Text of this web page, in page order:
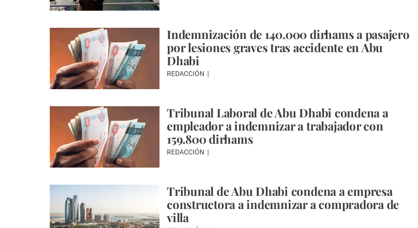
Indemnización de 140.000 dirhams a pasajero
por lesiones graves tras accidente en Abu
Dhabi
REDACCIÓN
Tribunal Laboral de Abu Dhabi condena a
empleador a indemnizar a trabajador con
159.800 dirhams
REDACCIÓN
Tribunal de Abu Dhabi condena a empresa
constructora a indemnizar a compradora de
villa